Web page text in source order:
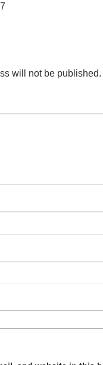
will not be published.